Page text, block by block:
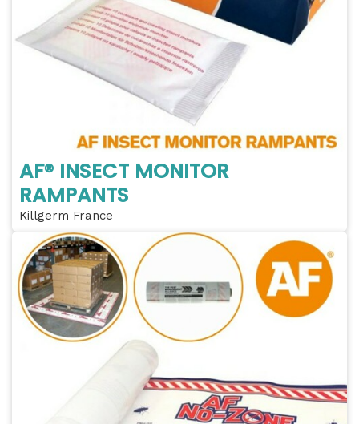
AF® INSECT MONITOR
RAMPANTS
Killgerm France